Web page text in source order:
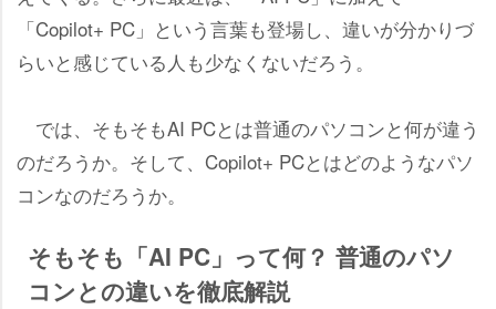
「Copilot+ PC」という言葉も登場し、違いが分かりづ
らいと感じている人も少なくないだろう。
では、そもそもAI PCとは普通のパソコンと何が違う
のだろうか。そして、Copilot+ PCとはどのようなパソ
コンなのだろうか。
そもそも「AI PC」って何？ 普通のパソ
コンとの違いを徹底解説